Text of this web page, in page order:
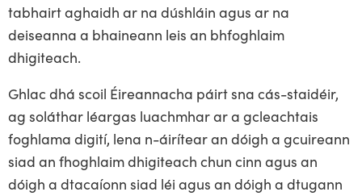
tabhairt aghaidh ar na dúshláin agus ar na
deiseanna a bhaineann leis an bhfoghlaim
dhigiteach.
Ghlac dhá scoil Éireannacha páirt sna cás-staidéir,
ag soláthar léargas luachmhar ar a gcleachtais
foghlama digití, lena n-áirítear an dóigh a gcuireann
siad an fhoghlaim dhigiteach chun cinn agus an
dóigh a dtacaíonn siad léi agus an dóigh a dtugann